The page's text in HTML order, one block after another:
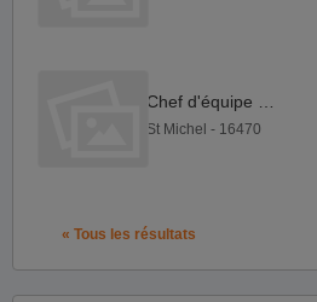
St Michel - 16470
« Tous les résultats